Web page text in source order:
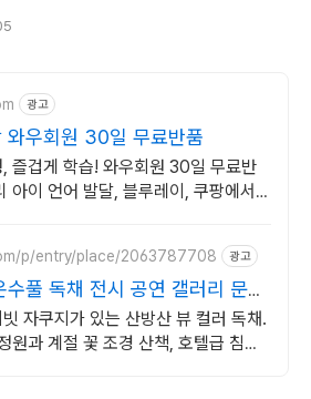
광고
와우회원 30일 무료반품
즐겁게 학습! 와우회원 30일 무료반
아이 언어 발달, 블루레이, 쿠팡에서
p/entry/place/2063787708 광고
풀 독채 전시 공연 갤러리 문화
자쿠지가 있는 산방산 뷰 컬러 독채.
원과 계절 꽃 조경 산책, 호텔급 침구